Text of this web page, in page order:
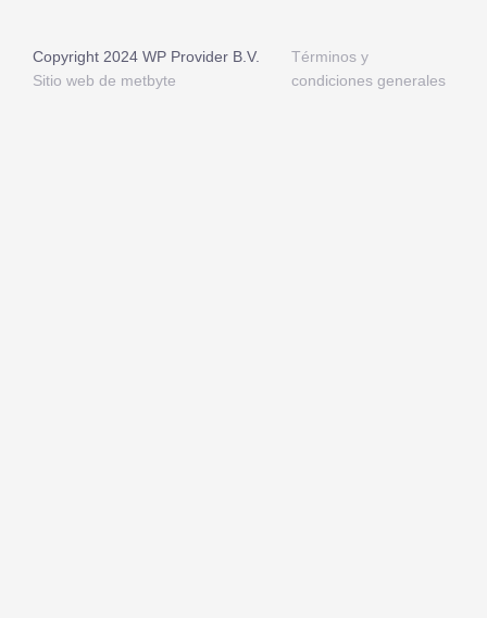
Copyright 2024 WP Provider B.V.
Sitio web de metbyte
Términos y
condiciones generales